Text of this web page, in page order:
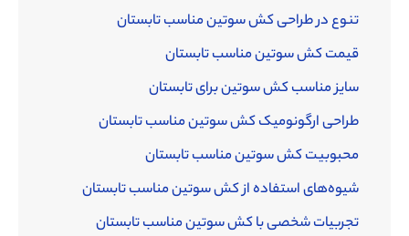
تنوع در طراحی کش سوتین مناسب تابستان
قیمت کش سوتین مناسب تابستان
سایز مناسب کش سوتین برای تابستان
طراحی ارگونومیک کش سوتین مناسب تابستان
محبوبیت کش سوتین مناسب تابستان
شیوه‌های استفاده از کش سوتین مناسب تابستان
تجربیات شخصی با کش سوتین مناسب تابستان